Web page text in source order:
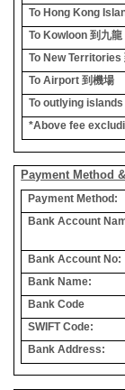
To Hong Kong
To Kowloon 到九龍
To New Territories
To Airport 到機場
To outlying islands
*Above fee
Payment Method
Payment Method:
Bank Account
Bank Account No:
Bank Name:
Bank Code
SWIFT Code:
Bank Address: